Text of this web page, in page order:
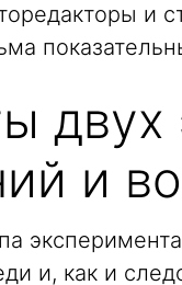
и
двух
и
и, как и